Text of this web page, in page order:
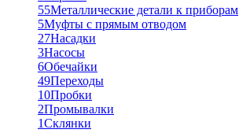
55Металлические детали к приборам
5Муфты с прямым отводом
27Насадки
3Насосы
6Обечайки
49Переходы
10Пробки
2Промывалки
1Склянки